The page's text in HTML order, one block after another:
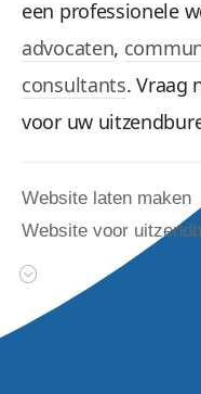
een professionele
advocaten,
consultants. Vraag
voor uw
Website laten maken
Website voor